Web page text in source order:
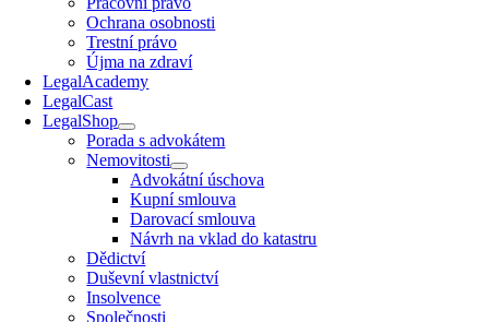
Ochrana osobnosti
Trestní právo
Újma na zdraví
LegalAcademy
LegalCast
LegalShop
Porada s advokátem
Nemovitosti
Advokátní úschova
Kupní smlouva
Darovací smlouva
Návrh na vklad do katastru
Dědictví
Duševní vlastnictví
Insolvence
Společnosti